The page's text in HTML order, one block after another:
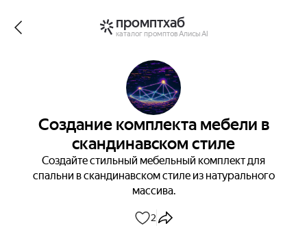
промптхаб
каталог промптов Алисы AI
Создание комплекта мебели в
скандинавском стиле
Создайте стильный мебельный комплект для
спальни в скандинавском стиле из натурального
массива.
2